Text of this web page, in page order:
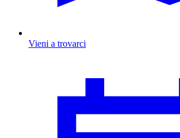
Vieni a trovarci